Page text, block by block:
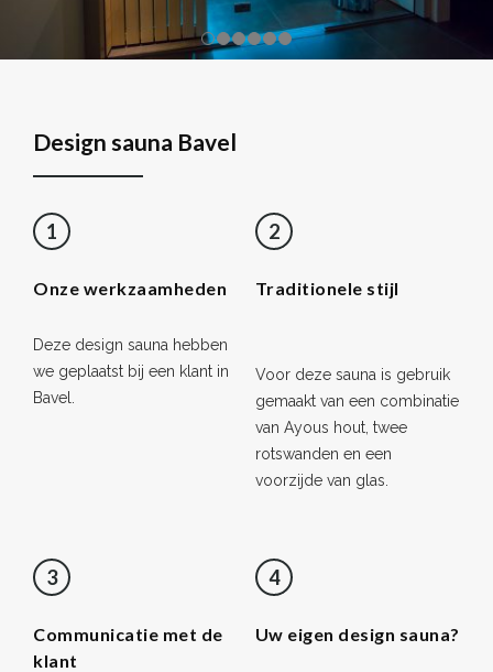
Design sauna Bavel
1
Onze werkzaamheden
Deze design sauna hebben
we geplaatst bij een klant in
Bavel.
2
Traditionele stijl
Voor deze sauna is gebruik
gemaakt van een combinatie
van Ayous hout, twee
rotswanden en een
voorzijde van glas.
3
Communicatie met de
klant
4
Uw eigen design sauna?